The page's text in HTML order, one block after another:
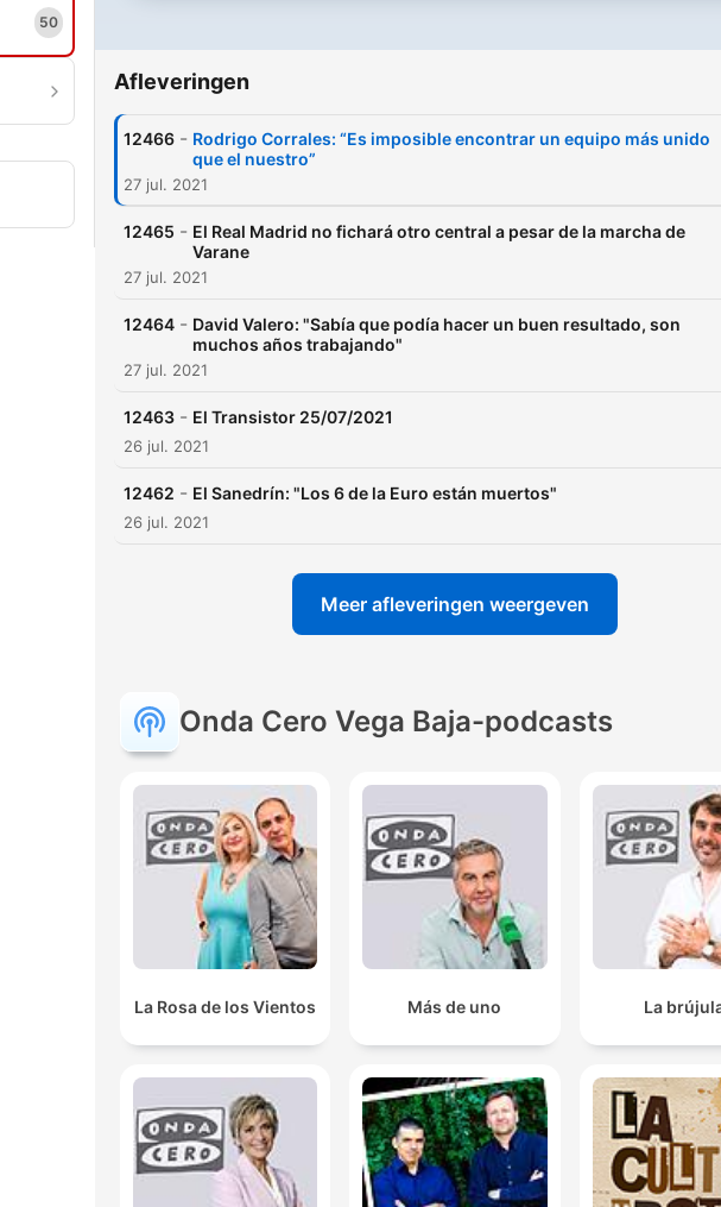
50
Afleveringen
12466 - Rodrigo Corrales: “Es imposible encontrar un equipo más unido
que el nuestro”
27 jul. 2021
12465 - El Real Madrid no fichará otro central a pesar de la marcha de
Varane
27 jul. 2021
12464 - David Valero: "Sabía que podía hacer un buen resultado, son
muchos años trabajando"
27 jul. 2021
12463 - El Transistor 25/07/2021
26 jul. 2021
12462 - El Sanedrín: "Los 6 de la Euro están muertos"
26 jul. 2021
Meer afleveringen weergeven
Onda Cero Vega Baja-podcasts
La Rosa de los Vientos Más de uno La